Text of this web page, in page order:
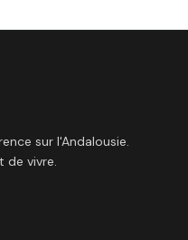
quand le soleil va-t-il
sur l'Andalousie.
de vivre.